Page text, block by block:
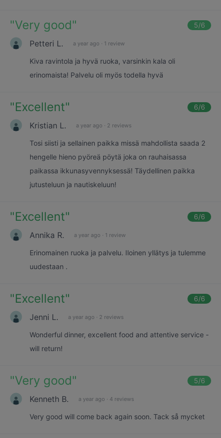
"Very good" 5/6
Petteri L. a year ago · 1 review
Kiva ravintola ja hyvä ruoka, varsinkin kala oli
erinomaista! Palvelu oli myös todella hyvä
"Excellent" 6/6
Kristian L. a year ago · 2 reviews
Tosi siisti ja sellainen paikka missä mahdollista saada 2
hengelle hieno pyöreä pöytä joka on rauhaisassa
paikassa ikkunasyvennyksessä! Täydellinen paikka
jutusteluun ja nautiskeluun!
"Excellent" 6/6
Annika R. a year ago · 1 review
Erinomainen ruoka ja palvelu. Iloinen yllätys ja tulemme
uudestaan .
"Excellent" 6/6
Jenni L. a year ago · 2 reviews
Wonderful dinner, excellent food and attentive service -
will return!
"Very good" 5/6
Kenneth B. a year ago · 4 reviews
Very good will come back again soon. Tack så mycket